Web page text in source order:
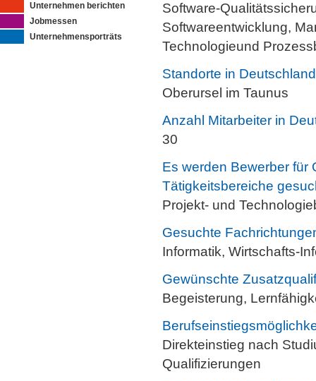
Unternehmen berichten
Jobmessen
Unternehmensporträts
Software-
Softwareentwicklung,
Technologieund
Standorte in
Oberursel im Taunus
Anzahl Mitarbeiter in
30
Es werden Bewerber für
Tätigkeitsbereiche
Projekt- und
Gesuchte
Informatik, Wirtschafts-
Gewünschte
Begeisterung,
Direkteinstieg nach
Qualifizierungen